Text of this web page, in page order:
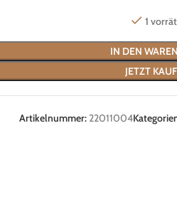
1
IN DEN
JETZT
Artikelnummer: 22011004